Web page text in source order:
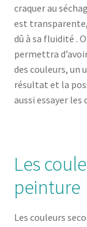
craquer au
est
dû à sa fluidité .
permettra
des couleurs, un
résultat et la
aussi essayer
Les
peinture
Les couleurs